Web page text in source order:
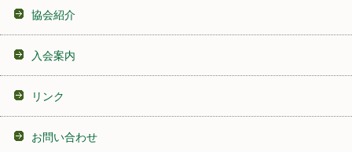
協会紹介
入会案内
リンク
お問い合わせ